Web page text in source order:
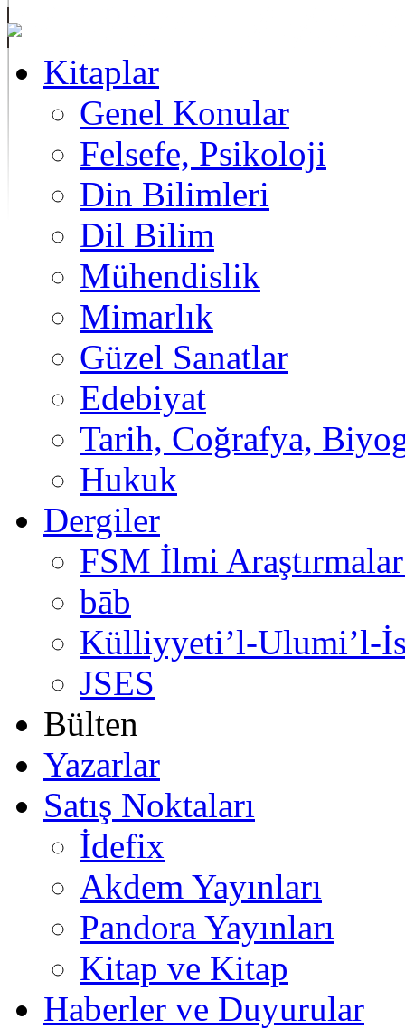
Kitaplar
Genel Konular
Felsefe, Psikoloji
Din Bilimleri
Dil Bilim
Mühendislik
Mimarlık
Güzel Sanatlar
Edebiyat
Tarih, Coğrafya,
Hukuk
Dergiler
FSM İlmi
bāb
Külliyyeti’l-Ulumi’l-
JSES
Bülten
Yazarlar
Satış Noktaları
İdefix
Akdem Yayınları
Pandora Yayınları
Kitap ve Kitap
Haberler ve Duyurular